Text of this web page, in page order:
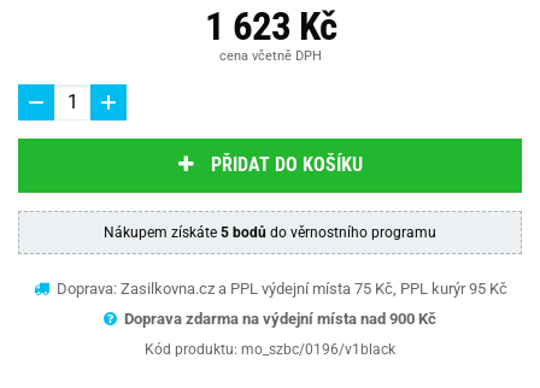
1 623 Kč
cena včetně DPH
PŘIDAT DO KOŠÍKU
Nákupem získáte 5 bodů do věrnostního programu
Doprava: Zasilkovna.cz a PPL výdejní místa 75 Kč, PPL kurýr 95 Kč
Doprava zdarma na výdejní místa nad 900 Kč
Kód produktu: mo_szbc/0196/v1black